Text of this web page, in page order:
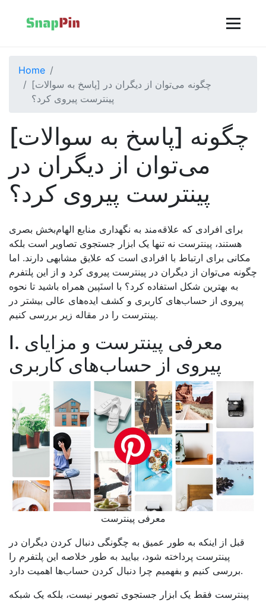
Home
[پاسخ به سوالات] چگونه می‌توان از دیگران در
پینترست پیروی کرد؟
[پاسخ به سوالات] چگونه
می‌توان از دیگران در
پینترست پیروی کرد؟
برای افرادی که علاقه‌مند به نگهداری منابع الهام‌بخش بصری
هستند، پینترست نه تنها یک ابزار جستجوی تصاویر است بلکه
مکانی برای ارتباط با افرادی است که علایق مشابهی دارند. اما
چگونه می‌توان از دیگران در پینترست پیروی کرد و از این پلتفرم
به بهترین شکل استفاده کرد؟ با اسنَپین همراه باشید تا نحوه
پیروی از حساب‌های کاربری و کشف ایده‌های عالی بیشتر در
پینترست را در مقاله زیر بررسی کنیم.
I. معرفی پینترست و مزایای
پیروی از حساب‌های کاربری
معرفی پینترست
قبل از اینکه به طور عمیق به چگونگی دنبال کردن دیگران در
پینترست پرداخته شود، بیایید به طور خلاصه این پلتفرم را
بررسی کنیم و بفهمیم چرا دنبال کردن حساب‌ها اهمیت دارد.
پینترست فقط یک ابزار جستجوی تصویر نیست، بلکه یک شبکه